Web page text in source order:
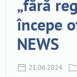
„fără
începe
NEWS
21.06.2024